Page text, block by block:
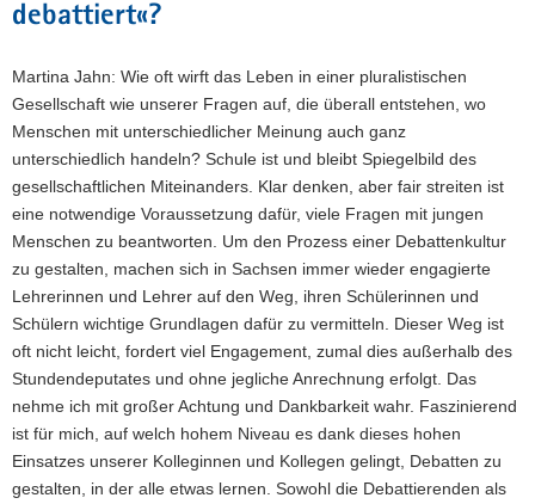
debattiert«?
Martina Jahn: Wie oft wirft das Leben in einer pluralistischen
Gesellschaft wie unserer Fragen auf, die überall entstehen, wo
Menschen mit unterschiedlicher Meinung auch ganz
unterschiedlich handeln? Schule ist und bleibt Spiegelbild des
gesellschaftlichen Miteinanders. Klar denken, aber fair streiten ist
eine notwendige Voraussetzung dafür, viele Fragen mit jungen
Menschen zu beantworten. Um den Prozess einer Debattenkultur
zu gestalten, machen sich in Sachsen immer wieder engagierte
Lehrerinnen und Lehrer auf den Weg, ihren Schülerinnen und
Schülern wichtige Grundlagen dafür zu vermitteln. Dieser Weg ist
oft nicht leicht, fordert viel Engagement, zumal dies außerhalb des
Stundendeputates und ohne jegliche Anrechnung erfolgt. Das
nehme ich mit großer Achtung und Dankbarkeit wahr. Faszinierend
ist für mich, auf welch hohem Niveau es dank dieses hohen
Einsatzes unserer Kolleginnen und Kollegen gelingt, Debatten zu
gestalten, in der alle etwas lernen. Sowohl die Debattierenden als